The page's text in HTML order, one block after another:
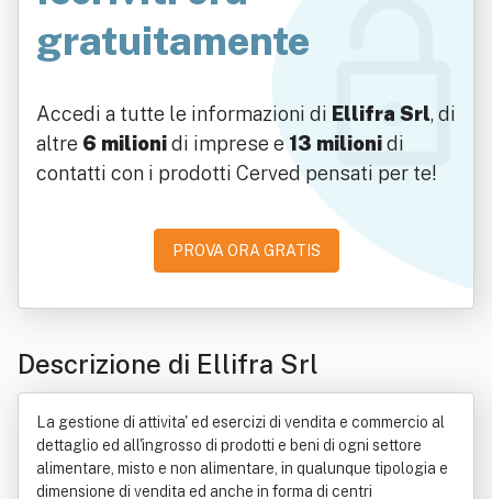
gratuitamente
Accedi a tutte le informazioni di Ellifra Srl, di
altre 6 milionidi imprese e 13 milionidi
contatti con i prodotti Cerved pensati per te!
PROVA ORA GRATIS
Descrizione di Ellifra Srl
La gestione di attivita' ed esercizi di vendita e commercio al
dettaglio ed all'ingrosso di prodotti e beni di ogni settore
alimentare, misto e non alimentare, in qualunque tipologia e
dimensione di vendita ed anche in forma di centri